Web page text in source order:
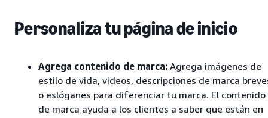
Personaliza tu página de inicio
Agrega contenido de marca: Agrega imágenes de
estilo de vida, videos, descripciones de marca
o eslóganes para diferenciar tu marca. El contenido
de marca ayuda a los clientes a saber que están en